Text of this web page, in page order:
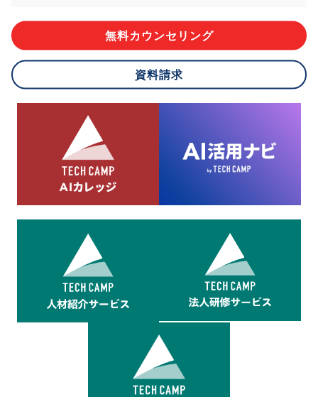
ご本人様が当社に個人情報を提供されるかどうかは任意による
応ができない場合があります。
8.cookieにより取得・分析した情報とその利用について
当社は第三者が運営するデータ・マネジメント・プラットフォ
ームからcookieにより収集されたウェブの閲覧機歴及びその分
析結果を取得し、これをお客様の個人データと結びつけた上
で、広告配信等の目的で利用いたします。
無料カウンセリング
資料請求